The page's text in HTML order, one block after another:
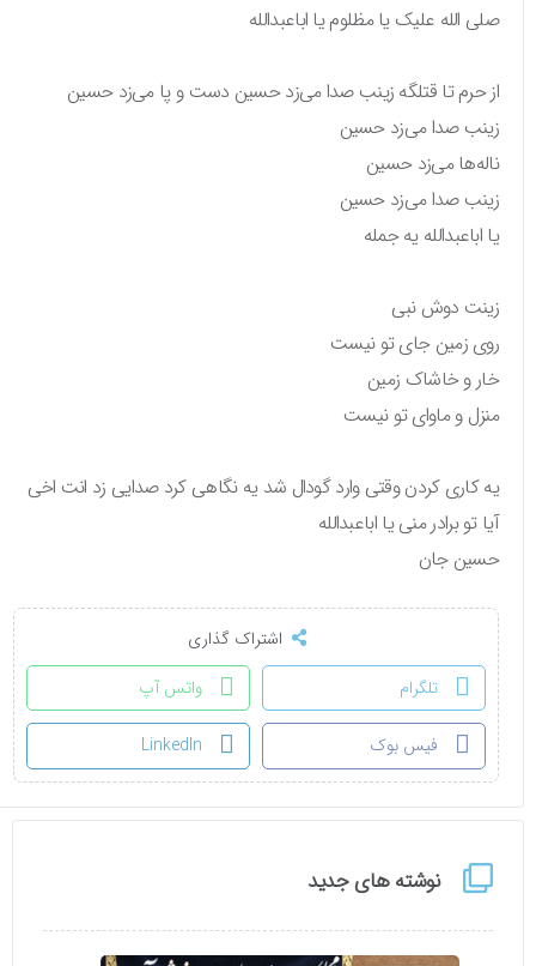
نوشته های جدید
صلی الله علیک یا مظلوم یا اباعبدالله
از حرم تا قتلگه زینب صدا می‌زد حسین دست و پا می‌زد حسین
زینب صدا می‌زد حسین
ناله‌ها می‌زد حسین
زینب صدا می‌زد حسین
یا اباعبدالله یه جمله
زینت دوش نبی
روی زمین جای تو نیست
خار و خاشاک زمین
منزل و ماوای تو نیست
یه کاری کردن وقتی وارد گودال شد یه نگاهی کرد صدایی زد انت اخی
آیا تو برادر منی یا اباعبدالله
حسین جان
اشتراک گذاری
تلگرام
واتس آپ
فیس بوک LinkedIn